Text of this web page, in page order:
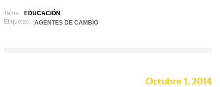
Tema:
EDUCACIÓN
Etiquetas:
AGENTES DE CAMBIO
Octubre 1, 2014